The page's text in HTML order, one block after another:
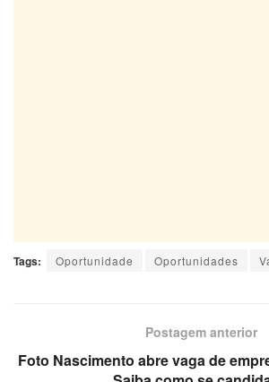
Tags: Oportunidade Oportunidades
Postagem anterior
Foto Nascimento abre vaga de